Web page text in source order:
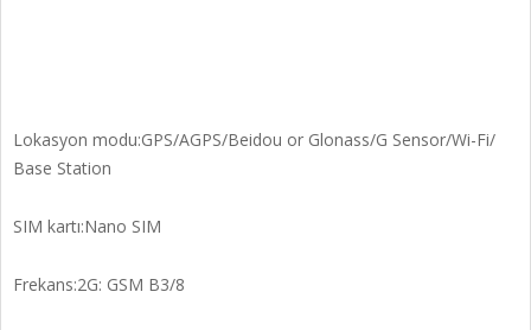
Lokasyon modu:GPS/AGPS/Beidou or Glonass/G Sensor/Wi-Fi/
Base Station
SIM kartı:Nano SIM
Frekans:2G: GSM B3/8